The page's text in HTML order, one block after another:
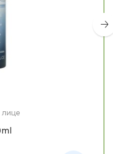
лице